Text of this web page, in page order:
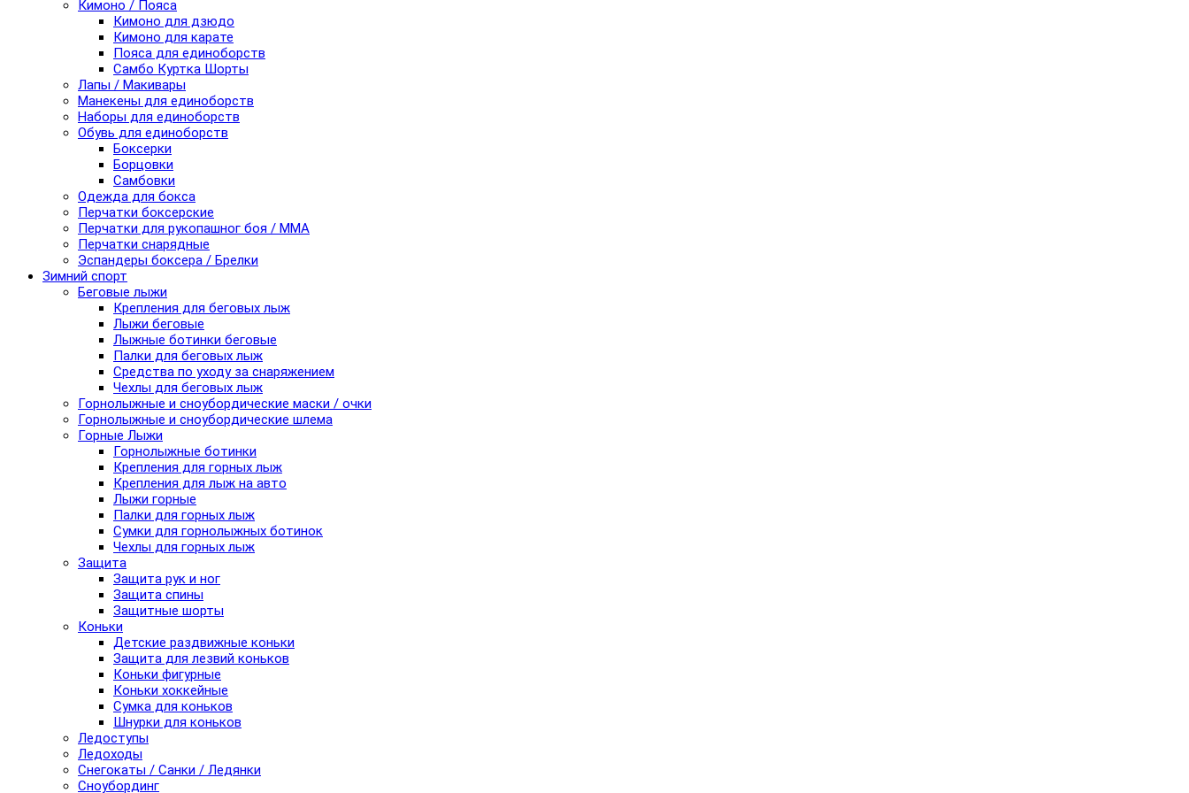
Кимоно / Пояса
Кимоно для дзюдо
Кимоно для карате
Пояса для единоборств
Самбо Куртка Шорты
Лапы / Макивары
Манекены для единоборств
Наборы для единоборств
Обувь для единоборств
Боксерки
Борцовки
Самбовки
Одежда для бокса
Перчатки боксерские
Перчатки для рукопашног боя / ММА
Перчатки снарядные
Эспандеры боксера / Брелки
Зимний спорт
Беговые лыжи
Крепления для беговых лыж
Лыжи беговые
Лыжные ботинки беговые
Палки для беговых лыж
Средства по уходу за снаряжением
Чехлы для беговых лыж
Горнолыжные и сноубордические маски / очки
Горнолыжные и сноубордические шлема
Горные Лыжи
Горнолыжные ботинки
Крепления для горных лыж
Крепления для лыж на авто
Лыжи горные
Палки для горных лыж
Сумки для горнолыжных ботинок
Чехлы для горных лыж
Защита
Защита рук и ног
Защита спины
Защитные шорты
Коньки
Детские раздвижные коньки
Защита для лезвий коньков
Коньки фигурные
Коньки хоккейные
Сумка для коньков
Шнурки для коньков
Ледоступы
Ледоходы
Снегокаты / Санки / Ледянки
Сноубординг